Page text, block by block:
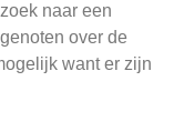
naar een
over de
want er zijn